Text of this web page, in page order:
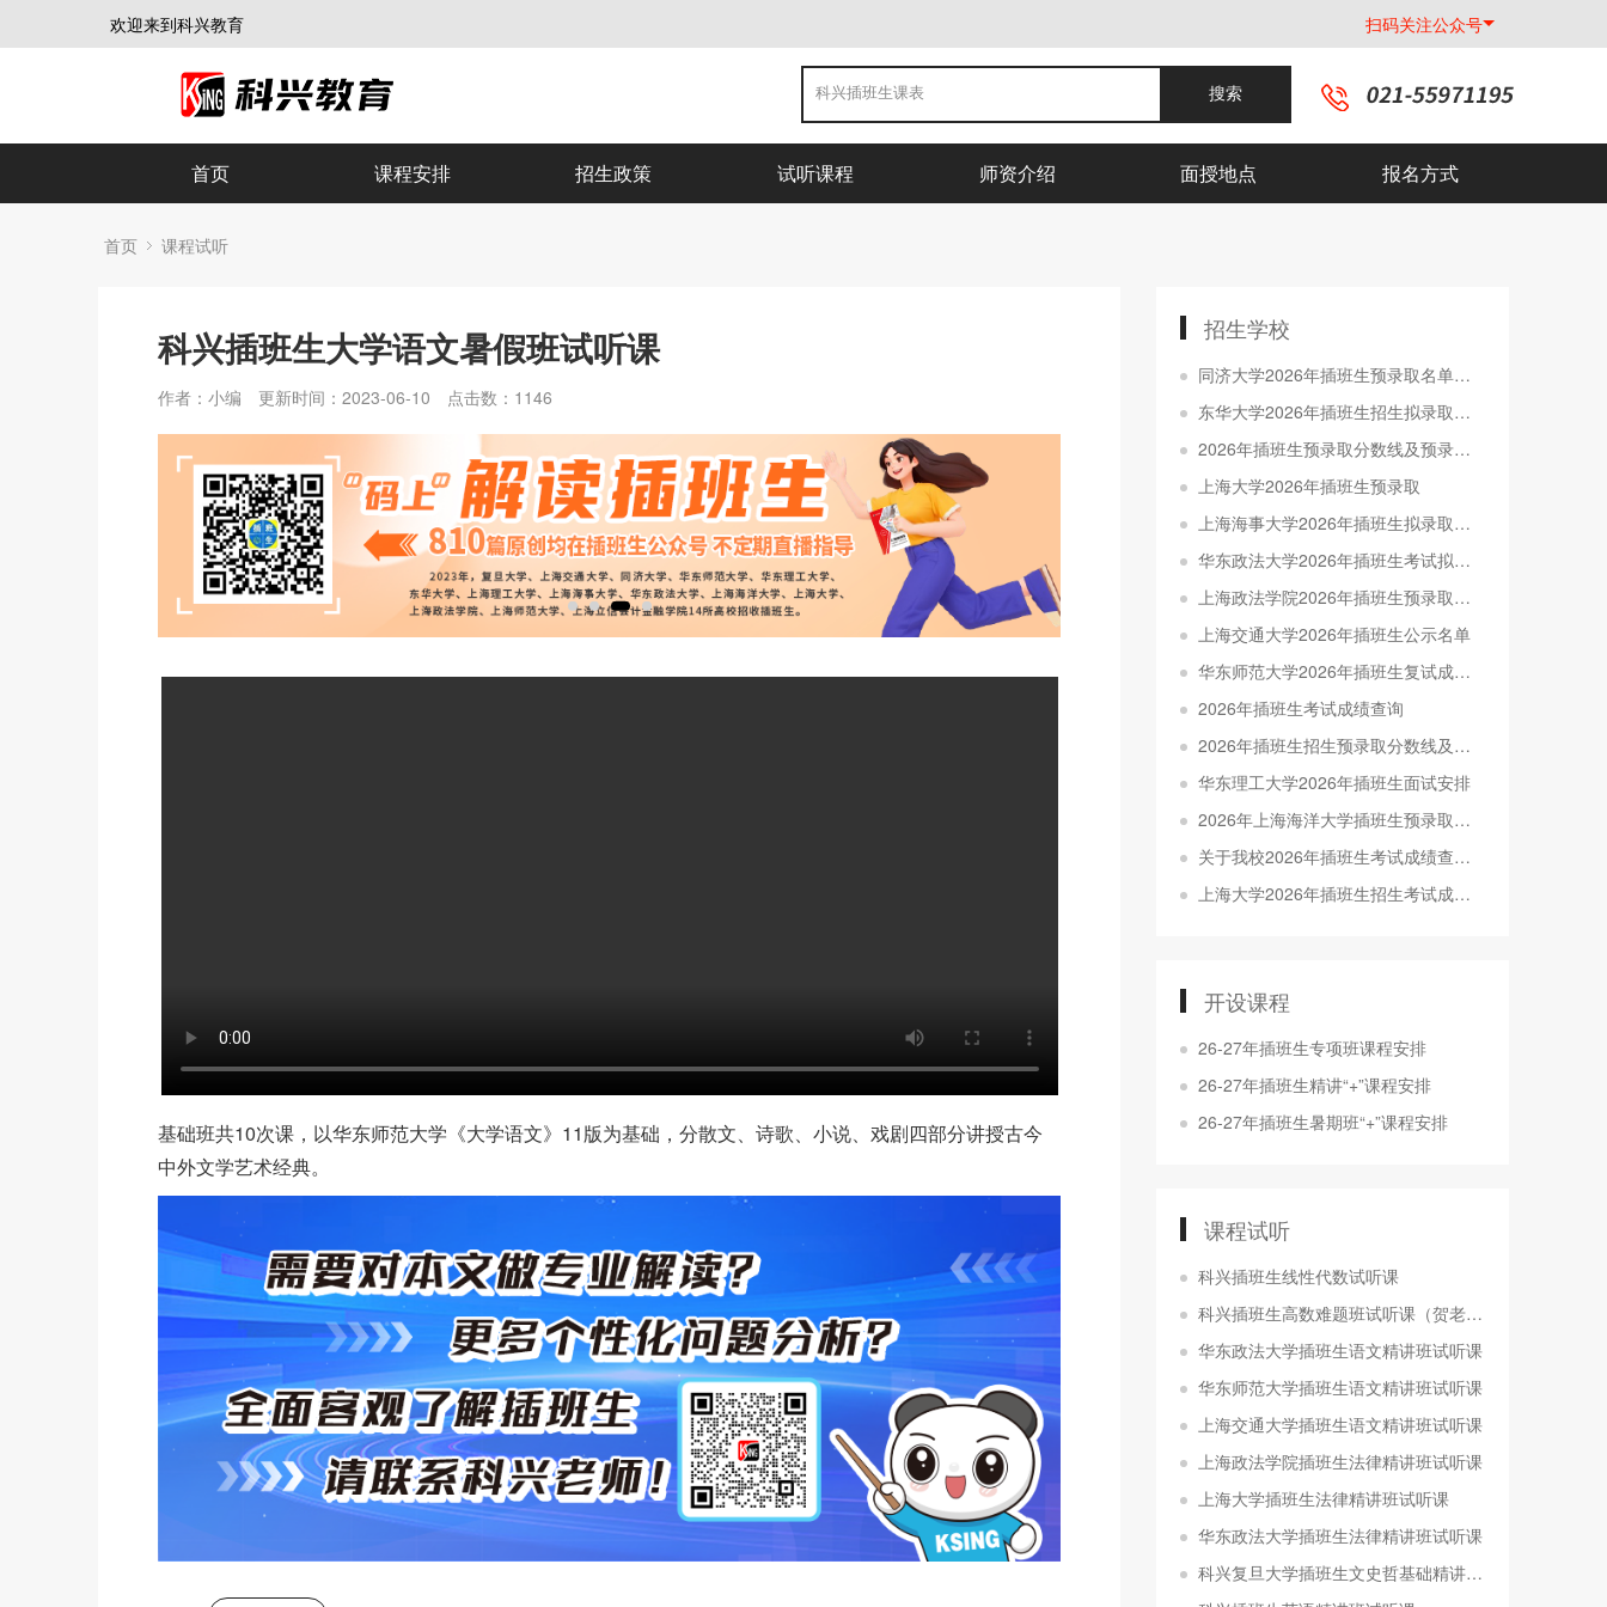
欢迎来到科兴教育 扫码关注公众号
搜索
首页 课程安排 招生政策 试听课程 师资介绍 面授地点 报名方式
首页 课程试听
科兴插班生大学语文暑假班试听课
作者：小编 更新时间：2023-06-10 点击数： 1146
基础班共10次课，以华东师范大学《大学语文》11版为基础，分散文、诗歌、小说、戏剧四部分讲授古今
中外文学艺术经典。
招生学校
同济大学2026年插班生预录取名单公示
东华大学2026年插班生招生拟录取名单公示
2026年插班生预录取分数线及预录取名单公示
上海大学2026年插班生预录取
上海海事大学2026年插班生拟录取名单公示
华东政法大学2026年插班生考试拟录取名单公示
上海政法学院2026年插班生预录取名单公示
上海交通大学2026年插班生公示名单
华东师范大学2026年插班生复试成绩发布及拟录取名单公示
2026年插班生考试成绩查询
2026年插班生招生预录取分数线及考生名单公示
华东理工大学2026年插班生面试安排
2026年上海海洋大学插班生预录取分数线及名单公示
关于我校2026年插班生考试成绩查询及申请成绩复核的通知
上海大学2026年插班生招生考试成绩查询公告
开设课程
26-27年插班生专项班课程安排
26-27年插班生精讲“+”课程安排
26-27年插班生暑期班“+”课程安排
课程试听
科兴插班生线性代数试听课
科兴插班生高数难题班试听课（贺老师）
华东政法大学插班生语文精讲班试听课
华东师范大学插班生语文精讲班试听课
上海交通大学插班生语文精讲班试听课
上海政法学院插班生法律精讲班试听课
上海大学插班生法律精讲班试听课
华东政法大学插班生法律精讲班试听课
科兴复旦大学插班生文史哲基础精讲班试听课